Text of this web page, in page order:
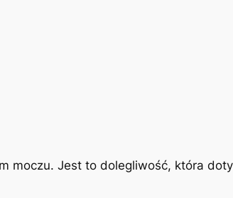
moczu. Jest to dolegliwość, która